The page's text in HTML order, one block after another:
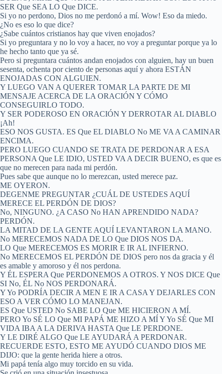
SER Que SEA LO Que DICE.
Si yo no perdono, Dios no me perdonó a mí. Wow! Eso da miedo.
¿No es eso lo que dice?
¿Sabe cuántos cristianos hay que viven enojados?
Si yo preguntara y no lo voy a hacer, no voy a preguntar porque ya lo
he hecho tanto que ya sé.
Pero si preguntara cuántos andan enojados con alguien, hay un buen
sesenta, ochenta por ciento de personas aquí y ahora ESTÁN
ENOJADAS CON ALGUIEN.
Y LUEGO VAN A QUERER TOMAR LA PARTE DE MI
MENSAJE ACERCA DE LA ORACIÓN Y CÓMO
CONSEGUIRLO TODO.
Y SER PODEROSO EN ORACIÓN Y DERROTAR AL DIABLO
¡Ah!
ESO NOS GUSTA. ES Que EL DIABLO No ME VA A CAMINAR
ENCIMA.
PERO LUEGO CUANDO SE TRATA DE PERDONAR A ESA
PERSONA Que LE IDIO, USTED VA A DECIR BUENO, es que es
que no merecen para nada mi perdón.
Pues sabe que aunque no lo merezcan, usted merece paz.
ME OYERON.
DEGENME PREGUNTAR ¿CUÁL DE USTEDES AQUÍ
MERECE EL PERDÓN DE DIOS?
No, NINGUNO. ¿A CASO No HAN APRENDIDO NADA?
PERDÓN.
LA MITAD DE LA GENTE AQUÍ LEVANTARON LA MANO.
No MERECEMOS NADA DE LO Que DIOS NOS DA.
LO Que MERECEMOS ES MORIR E IR AL INFIERNO.
No MERECEMOS EL PERDÓN DE DIOS pero nos da gracia y él
es amable y amoroso y él nos perdona.
Y ÉL ESPERA Que PERDONEMOS A OTROS. Y NOS DICE Que
SI No, ÉL No NOS PERDONARÁ.
Y Yo PODRÍA DECIR A MEN E IR A CASA Y DEJARLES CON
ESO A VER CÓMO LO MANEJAN.
ES Que USTED No SABE LO Que ME HICIERON A MÍ.
PERO Yo SÉ LO Que MI PAPÁ ME HIZO A MÍ Y Yo SÉ Que MI
VIDA IBA A LA DERIVA HASTA Que LE PERDONE.
Y LE DIRÉ ALGO Que LE AYUDARÁ A PERDONAR.
RECUERDE ESTO, ESTO ME AYUDÓ CUANDO DIOS ME
DIJO: que la gente herida hiere a otros.
Mi papá tenía algo muy torcido en su vida.